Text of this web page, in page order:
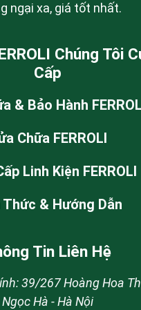
ngại xa, giá tốt nhất.
Chúng Tôi
Cấp
& Bảo Hành
Chữa FERROLI
Linh Kiện FERROLI
Thức & Hướng Dẫn
Tin Liên Hệ
39/267 Hoàng Hoa
Ngọc Hà - Hà Nội